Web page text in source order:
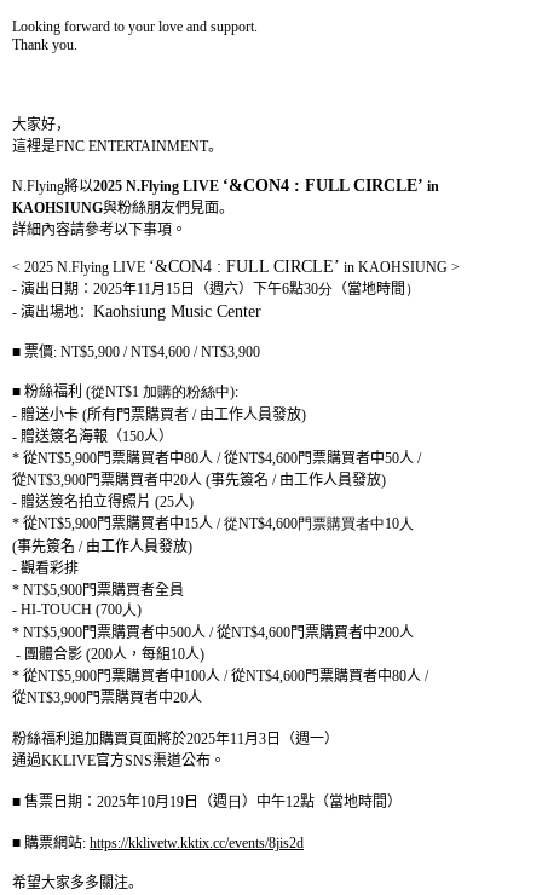
Looking forward to your love and support.
Thank you.
大家好，
這裡是FNC ENTERTAINMENT。
N.Flying將以2025 N.Flying LIVE ‘&CON4 : FULL CIRCLE’ in
KAOHSIUNG與粉絲朋友們見面。
詳細內容請參考以下事項。
< 2025 N.Flying LIVE ‘&CON4 : FULL CIRCLE’ in KAOHSIUNG >
- 演出日期： 2025年11月 15 日（週六）下午6點30分 （當地時間 ）
- 演出場地： Kaohsiung Music Center
■ 票價: NT$5,900 / NT$4,600 / NT$3,900
■ 粉絲福利 (從NT$1 加購的粉絲中):
- 贈送小卡 (所有門票購買者 / 由工作人員發放)
- 贈送簽名海報（150人）
* 從NT$5,900門票購買者中80人 /從NT$4,600門票購買者中50人 /
從NT$3,900門票購買者中20人 (事先簽名 / 由工作人員發放)
- 贈送簽名拍立得照片 (25人)
* 從NT$5,900門票購買者中15人 /從NT$4,600門票購買者中10人
(事先簽名 / 由工作人員發放)
- 觀看彩排
* NT$5,900門票購買者全員
- HI-TOUCH (700人)
* NT$5,900門票購買者中500人 /從NT$4,600門票購買者中200人
- 團體合影 (200人，每組 10人)
* 從NT$5,900門票購買者中100人 /從NT$4,600門票購買者中80人 /
從NT$3,900門票購買者中20人
粉絲福利追加購買頁面將於2025年11月 3 日（週一）
通過KKLIVE官方SNS渠道公布。
■ 售票 日期： 2025年10月 19 日（週日 ）中午12點（當地時間）
■ 購票網站: https://kklivetw.kktix.cc/events/8jis2d
希望大家多多關注。